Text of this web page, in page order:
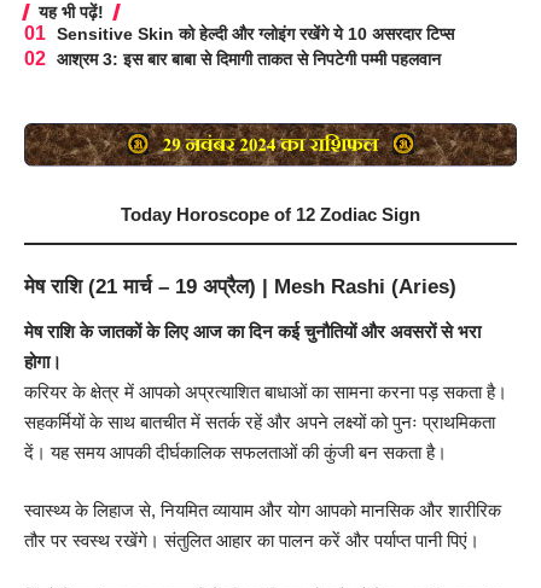
यह भी पढ़ें!
Sensitive Skin को हेल्दी और ग्लोइंग रखेंगे ये 10 असरदार टिप्स
आश्रम 3: इस बार बाबा से दिमागी ताकत से निपटेगी पम्मी पहलवान
Today Horoscope of 12 Zodiac Sign
मेष राशि (21 मार्च – 19 अप्रैल) | Mesh Rashi (Aries)
मेष राशि के जातकों के लिए आज का दिन कई चुनौतियों और अवसरों से भरा
होगा।
करियर के क्षेत्र में आपको अप्रत्याशित बाधाओं का सामना करना पड़ सकता है।
सहकर्मियों के साथ बातचीत में सतर्क रहें और अपने लक्ष्यों को पुनः प्राथमिकता
दें। यह समय आपकी दीर्घकालिक सफलताओं की कुंजी बन सकता है।
स्वास्थ्य के लिहाज से, नियमित व्यायाम और योग आपको मानसिक और शारीरिक
तौर पर स्वस्थ रखेंगे। संतुलित आहार का पालन करें और पर्याप्त पानी पिएं।